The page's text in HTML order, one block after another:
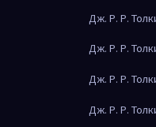
Дж. Р. Р.
Дж. Р. Р.
Дж. Р. Р.
Дж. Р. Р.